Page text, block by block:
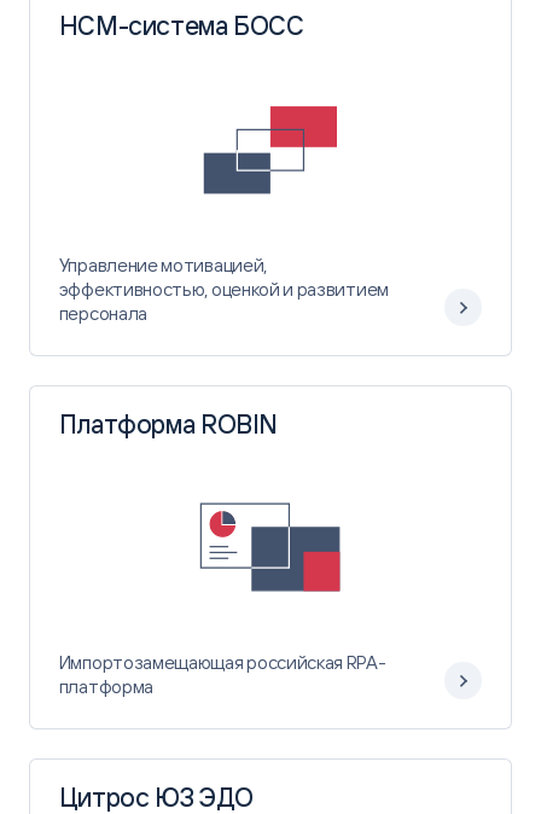
HCM-система БОСС
Управление мотивацией,
эффективностью, оценкой и развитием
персонала
Платформа ROBIN
Импортозамещающая российская RPA-
платформа
Цитрос ЮЗ ЭДО